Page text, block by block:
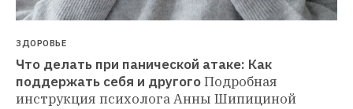
ЗДОРОВЬЕ
Что делать при панической атаке: Как
поддержать себя и другогоПодробная
инструкция психолога Анны Шипициной